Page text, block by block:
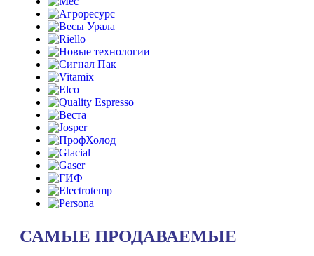
САМЫЕ ПРОДАВАЕМЫЕ